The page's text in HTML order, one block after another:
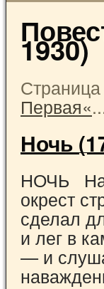
1930)
Первая«
Ночь
НОЧЬ На
окрест
сделал
и лег в
— и